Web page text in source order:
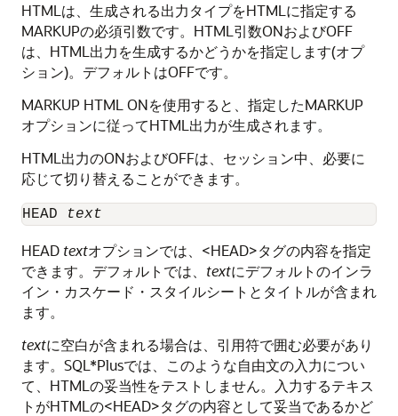
HTMLは、生成される出力タイプをHTMLに指定する
MARKUPの必須引数です。HTML引数ONおよびOFF
は、HTML出力を生成するかどうかを指定します(オプ
ション)。デフォルトはOFFです。
MARKUP HTML ONを使用すると、指定したMARKUP
オプションに従ってHTML出力が生成されます。
HTML出力のONおよびOFFは、セッション中、必要に
応じて切り替えることができます。
HEAD text
HEAD textオプションでは、<HEAD>タグの内容を指定
できます。デフォルトでは、 textにデフォルトのインラ
イン・カスケード・スタイルシートとタイトルが含まれ
ます。
textに空白が含まれる場合は、引用符で囲む必要があり
ます。SQL*Plusでは、このような自由文の入力につい
て、HTMLの妥当性をテストしません。入力するテキス
トがHTMLの<HEAD>タグの内容として妥当であるかど